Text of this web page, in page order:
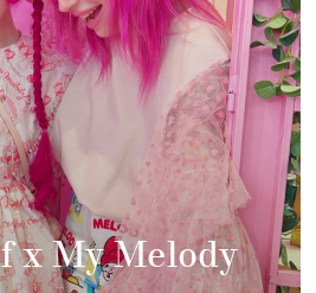
x My Melody